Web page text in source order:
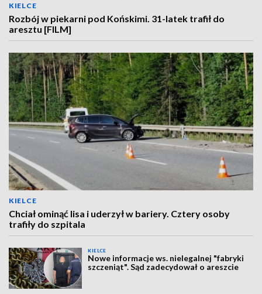
KIELCE
Rozbój w piekarni pod Końskimi. 31-latek trafił do
aresztu [FILM]
KIELCE
Chciał ominąć lisa i uderzył w bariery. Cztery osoby
trafiły do szpitala
KIELCE
Nowe informacje ws. nielegalnej "fabryki
szczeniąt". Sąd zadecydował o areszcie